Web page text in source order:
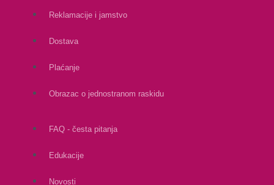
Reklamacije i jamstvo
Dostava
Plaćanje
Obrazac o jednostranom raskidu
FAQ - česta pitanja
Edukacije
Novosti